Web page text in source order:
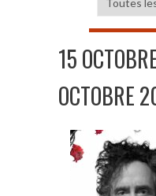
15
OCTOBRE